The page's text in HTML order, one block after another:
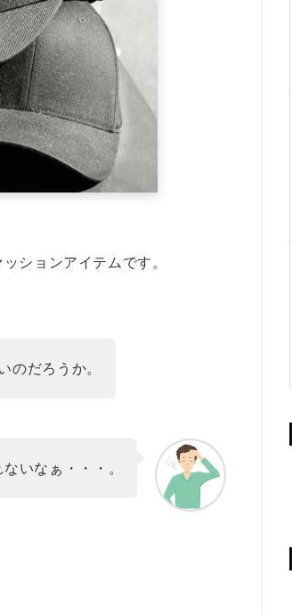
ションアイテムです。
のだろうか。
いなぁ・・・。